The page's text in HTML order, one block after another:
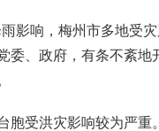
影响，梅州市多地受
委、政府，有条不紊
胞受洪灾影响较为严